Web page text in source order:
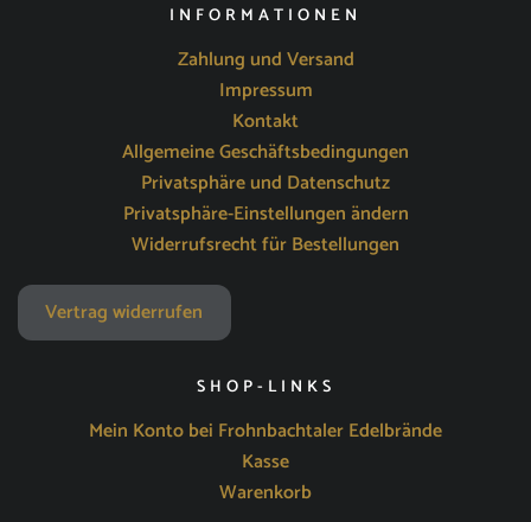
INFORMATIONEN
Zahlung und Versand
Impressum
Kontakt
Allgemeine Geschäftsbedingungen
Privatsphäre und Datenschutz
Privatsphäre-Einstellungen ändern
Widerrufsrecht für Bestellungen
Vertrag widerrufen
SHOP-LINKS
Mein Konto bei Frohnbachtaler Edelbrände
Kasse
Warenkorb